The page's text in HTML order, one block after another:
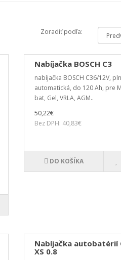
Zoradiť podľa:
Nabíjačka BOSCH C3
nabíjačka BOSCH C36/12V,
automatická, do 120 Ah, pre
bat, Gel, VRLA, AGM..
50,22€
Bez DPH: 40,83€
DO KOŠÍKA
Nabíjačka autobatérií
XS 0.8